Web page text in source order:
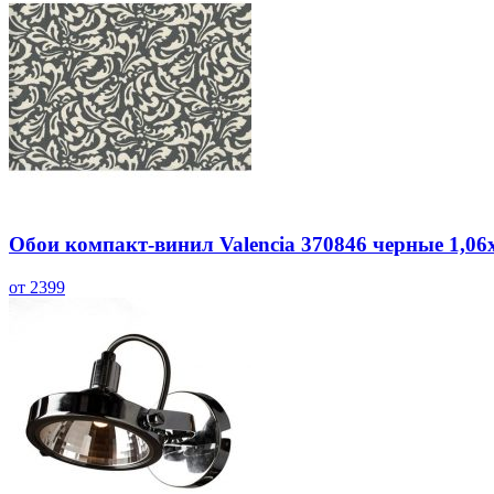
Обои компакт-винил Valencia 370846 черные
от 2399